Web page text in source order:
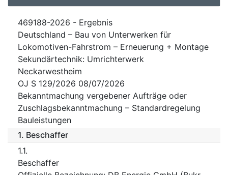
469188-2026 - Ergebnis
Deutschland – Bau von Unterwerken für
Lokomotiven-Fahrstrom – Erneuerung + Montage
Sekundärtechnik: Umrichterwerk
Neckarwestheim
OJ S 129/2026 08/07/2026
Bekanntmachung vergebener Aufträge oder
Zuschlagsbekanntmachung – Standardregelung
Bauleistungen
1. Beschaffer
1.1.
Beschaffer